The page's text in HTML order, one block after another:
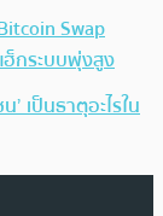
Swap
ฮ็กระบบพุ่งสูง
เป็นธาตุอะไรใน